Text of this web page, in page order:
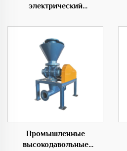
электрический
разведения рыб в
аквакультуре с
трехлопастным корневым
компрессором
Промышленные
высокодавольные